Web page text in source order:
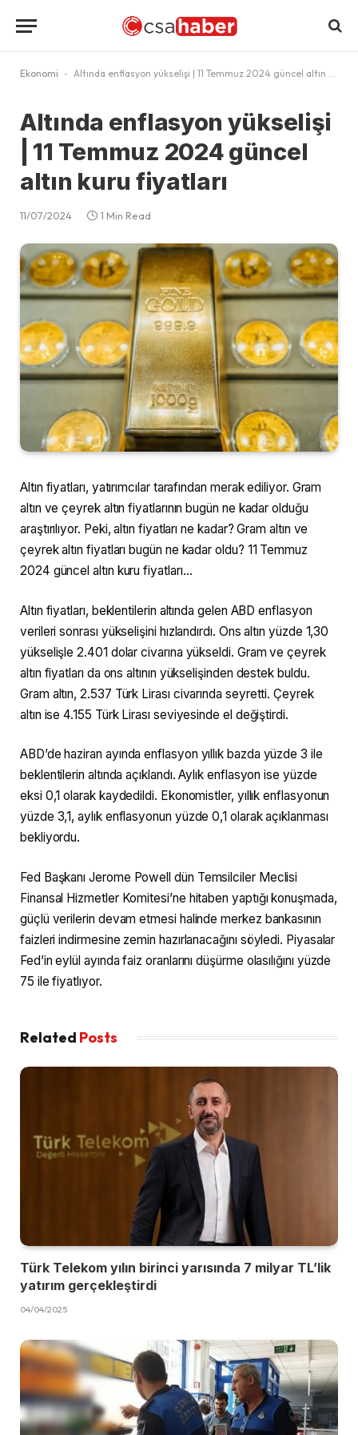
Ekonomi - Altında enflasyon yükselişi | 11 Temmuz 2024 güncel altın kuru fiyatları
Altında enflasyon yükselişi
| 11 Temmuz 2024 güncel
altın kuru fiyatları
11/07/2024 1 Min Read
Altın fiyatları, yatırımcılar tarafından merak ediliyor. Gram
altın ve çeyrek altın fiyatlarının bugün ne kadar olduğu
araştırılıyor. Peki, altın fiyatları ne kadar? Gram altın ve
çeyrek altın fiyatları bugün ne kadar oldu? 11 Temmuz
2024 güncel altın kuru fiyatları…
Altın fiyatları, beklentilerin altında gelen ABD enflasyon
verileri sonrası yükselişini hızlandırdı. Ons altın yüzde 1,30
yükselişle 2.401 dolar civarına yükseldi. Gram ve çeyrek
altın fiyatları da ons altının yükselişinden destek buldu.
Gram altın, 2.537 Türk Lirası civarında seyretti. Çeyrek
altın ise 4.155 Türk Lirası seviyesinde el değiştirdi.
ABD’de haziran ayında enflasyon yıllık bazda yüzde 3 ile
beklentilerin altında açıklandı. Aylık enflasyon ise yüzde
eksi 0,1 olarak kaydedildi. Ekonomistler, yıllık enflasyonun
yüzde 3,1, aylık enflasyonun yüzde 0,1 olarak açıklanması
bekliyordu.
Fed Başkanı Jerome Powell dün Temsilciler Meclisi
Finansal Hizmetler Komitesi’ne hitaben yaptığı konuşmada,
güçlü verilerin devam etmesi halinde merkez bankasının
faizleri indirmesine zemin hazırlanacağını söyledi. Piyasalar
Fed’in eylül ayında faiz oranlarını düşürme olasılığını yüzde
75 ile fiyatlıyor.
Related Posts
Türk Telekom yılın birinci yarısında 7 milyar TL’lik
yatırım gerçekleştirdi
04/04/2025